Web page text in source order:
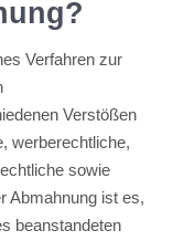
Verfahren zur
Verstößen
werberechtliche,
sowie
Abmahnung ist es,
beanstandeten